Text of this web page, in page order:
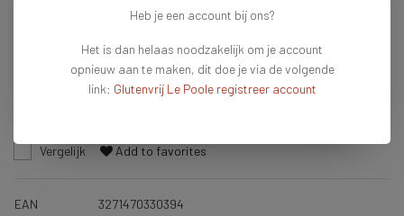
Op voorraad Vandaag voor 16:00 besteld = vandaag verzonden
Toevoegen aan winkelwagen
Vergelijk Add to favorites
EAN 3271470330394
Heb je een account bij ons?
Het is dan helaas noodzakelijk om je account
opnieuw aan te maken, dit doe je via de volgende
link: Glutenvrij Le Poole registreer account